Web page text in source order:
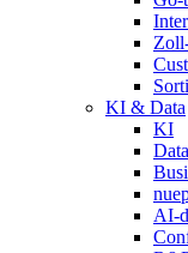
KI & Data
KI
AI-